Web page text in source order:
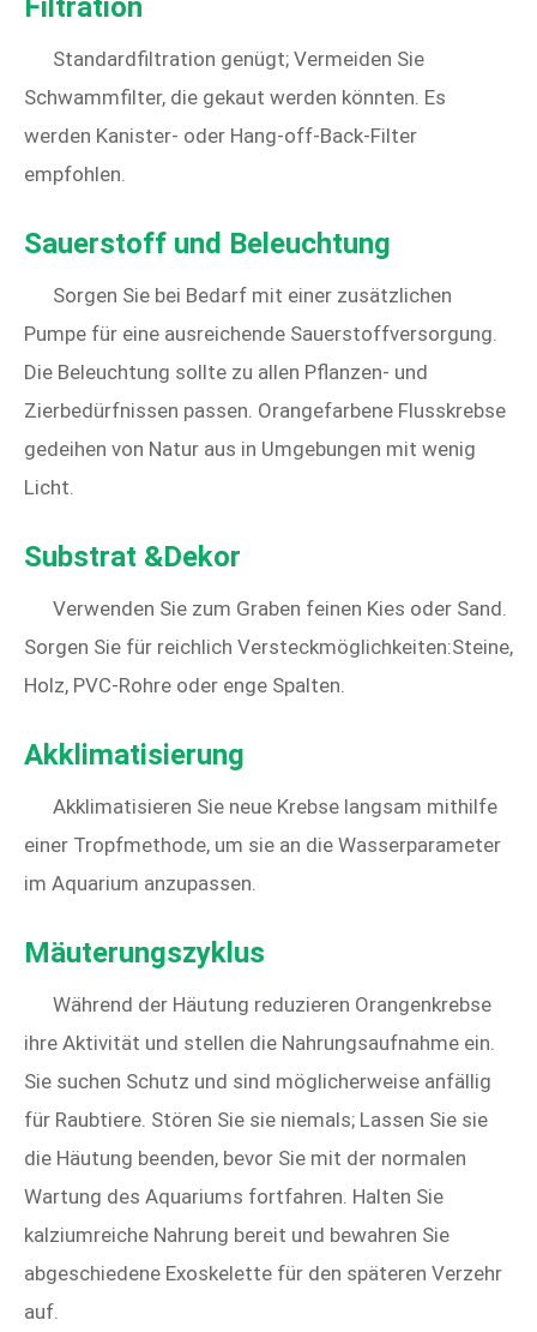
Filtration
Standardfiltration genügt; Vermeiden Sie
Schwammfilter, die gekaut werden könnten. Es
werden Kanister- oder Hang-off-Back-Filter
empfohlen.
Sauerstoff und Beleuchtung
Sorgen Sie bei Bedarf mit einer zusätzlichen
Pumpe für eine ausreichende Sauerstoffversorgung.
Die Beleuchtung sollte zu allen Pflanzen- und
Zierbedürfnissen passen. Orangefarbene Flusskrebse
gedeihen von Natur aus in Umgebungen mit wenig
Licht.
Substrat &Dekor
Verwenden Sie zum Graben feinen Kies oder Sand.
Sorgen Sie für reichlich Versteckmöglichkeiten:Steine,
Holz, PVC-Rohre oder enge Spalten.
Akklimatisierung
Akklimatisieren Sie neue Krebse langsam mithilfe
einer Tropfmethode, um sie an die Wasserparameter
im Aquarium anzupassen.
Mäuterungszyklus
Während der Häutung reduzieren Orangenkrebse
ihre Aktivität und stellen die Nahrungsaufnahme ein.
Sie suchen Schutz und sind möglicherweise anfällig
für Raubtiere. Stören Sie sie niemals; Lassen Sie sie
die Häutung beenden, bevor Sie mit der normalen
Wartung des Aquariums fortfahren. Halten Sie
kalziumreiche Nahrung bereit und bewahren Sie
abgeschiedene Exoskelette für den späteren Verzehr
auf.